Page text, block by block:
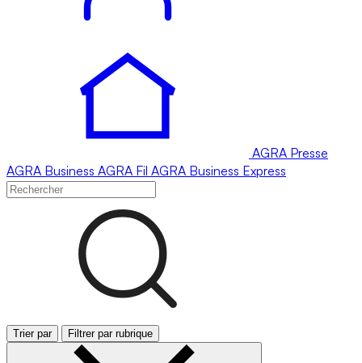
AGRA Presse
AGRA Business AGRA Fil AGRA Business Express
Trier par Filtrer par rubrique